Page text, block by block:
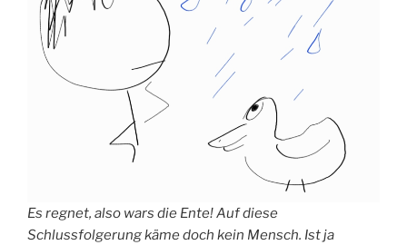
Es regnet, also wars die Ente! Auf diese
Schlussfolgerung käme doch kein Mensch. Ist ja